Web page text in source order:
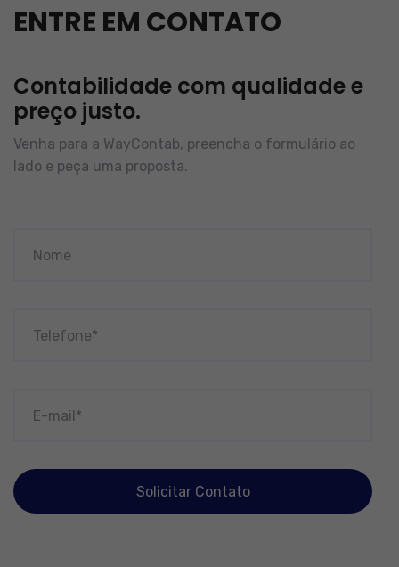
ENTRE EM CONTATO
Contabilidade com qualidade e
preço justo.
Venha para a WayContab, preencha o formulário ao
lado e peça uma proposta.